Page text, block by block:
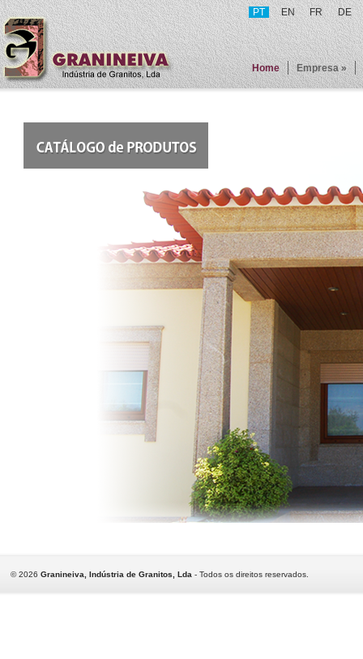
PT EN FR DE
Home Empresa »
©2026 Granineiva, Indústria de Granitos, Lda - Todos os direitos reservados.